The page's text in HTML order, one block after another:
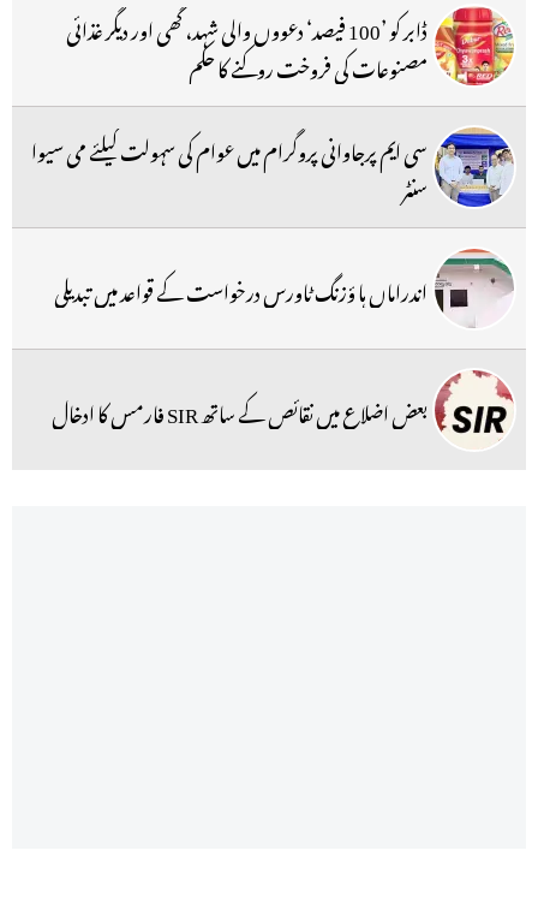
ڈابر کو ’100 فیصد‘ دعووں والی شہد، گھی اور دیگر غذائی
مصنوعات کی فروخت روکنے کا حکم
سی ایم پرجاوانی پروگرام میں عوام کی سہولت کیلئے می سیوا
سنٹر
اندراماں ہا ؤزنگ ٹاورس درخواست کے قواعد میں تبدیلی
بعض اضلاع میں نقائص کے ساتھ SIR فارمس کا ادخال